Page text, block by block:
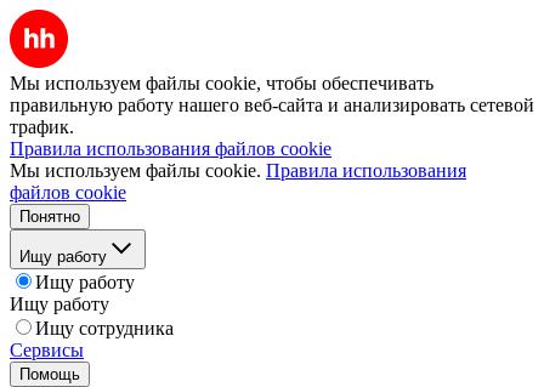
Мы используем файлы cookie, чтобы обеспечивать
правильную работу нашего веб-сайта и анализировать сетевой
трафик.
Правила использования файлов cookie
Мы используем файлы cookie. Правила использования
файлов cookie
Понятно
Ищу работу
Ищу работу
Ищу работу
Ищу сотрудника
Сервисы
Помощь